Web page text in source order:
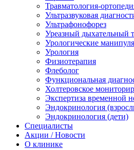
Травматология-
Ультразвуковая
Ультрафонофорез
Уреазный дыхательный
Урологические
Урология
Физиотерапия
Флеболог
Функциональная
Холтеровское
Экспертиза временной
Эндокринология
Эндокринология (дети)
Специалисты
Акции / Новости
О клинике